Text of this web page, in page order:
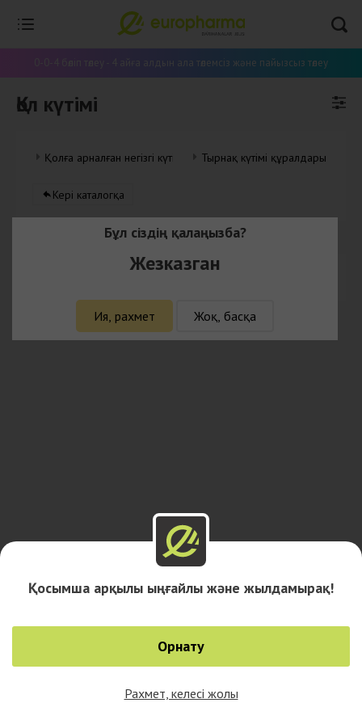
0
0-0-4 бөліп төлеу - 4 айға алдын ала төлемсіз және пайызсыз төлеу
Қол күтімі
Қолға арналған негізгі күтім Тырнақ күтімі құралдары
Кері каталогқа
Қосымша арқылы ыңғайлы және жылдамырақ!
Орнату
Рахмет, келесі жолы
Бұл сіздің қалаңызба?
Жезказган
Ия, рахмет Жоқ, басқа